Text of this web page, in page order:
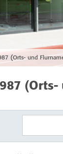
(Orts- und
(Orts-